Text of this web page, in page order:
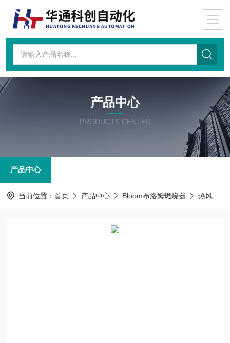
产品中心
PRODUCTS CENTER
产品中心
当前位置： 首页 产品中心 Bloom布洛姆燃烧器 热风燃气烧嘴